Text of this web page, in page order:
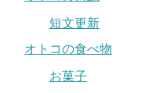
短文更新
オトコの食べ物
お菓子